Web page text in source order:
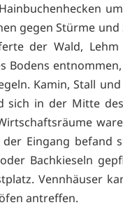
gegen Stürme
der Wald,
Bodens
Kamin, Stall
sich in der Mitte
Eingang befand
Bachkieseln
Vennhäuser
antreffen.